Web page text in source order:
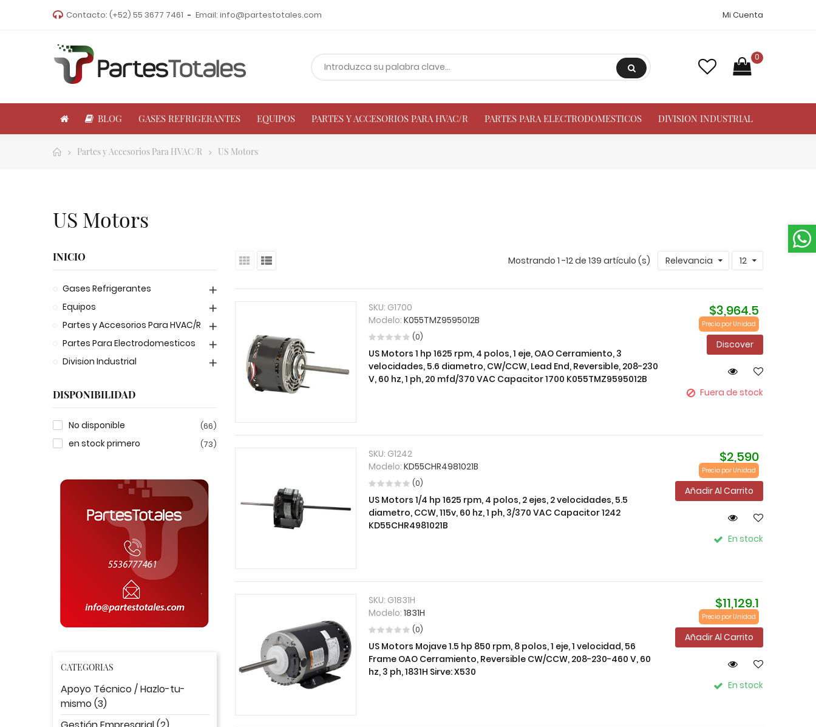
Contacto: (+52) 55 3677 7461 Email: info@partestotales.com Mi Cuenta
0
BLOG GASES REFRIGERANTES EQUIPOS PARTES Y ACCESORIOS PARA HVAC/R PARTES PARA ELECTRODOMESTICOS DIVISION INDUSTRIAL
Partes y Accesorios Para HVAC/R US Motors
US Motors
Relevancia 12
Mostrando 1 -12 de 139 artículo (s)
SKU: G1700
Modelo:K055TMZ9595012B
(0)
US Motors 1 hp 1625 rpm, 4 polos, 1 eje, OAO Cerramiento, 3
velocidades, 5.6 diametro, CW/CCW, Lead End, Reversible, 208-230
V, 60 hz, 1 ph, 20 mfd/370 VAC Capacitor 1700 K055TMZ9595012B
$3,964.5
Precio por Unidad
Discover
Fuera de stock
SKU: G1242
Modelo:KD55CHR4981021B
(0)
US Motors 1/4 hp 1625 rpm, 4 polos, 2 ejes, 2 velocidades, 5.5
diametro, CCW, 115v, 60 hz, 1 ph, 3/370 VAC Capacitor 1242
KD55CHR4981021B
$2,590
Precio por Unidad
Añadir Al Carrito
En stock
SKU: G1831H
Modelo:1831H
(0)
US Motors Mojave 1.5 hp 850 rpm, 8 polos, 1 eje, 1 velocidad, 56
Frame OAO Cerramiento, Reversible CW/CCW, 208-230-460 V, 60
hz, 3 ph, 1831H Sirve: X530
$11,129.1
Precio por Unidad
Añadir Al Carrito
En stock
INICIO
Gases Refrigerantes
Equipos
Partes y Accesorios Para HVAC/R
Partes Para Electrodomesticos
Division Industrial
DISPONIBILIDAD
No disponible (66)
en stock primero (73)
CATEGORIAS
Apoyo Técnico / Hazlo-tu-
mismo (3)